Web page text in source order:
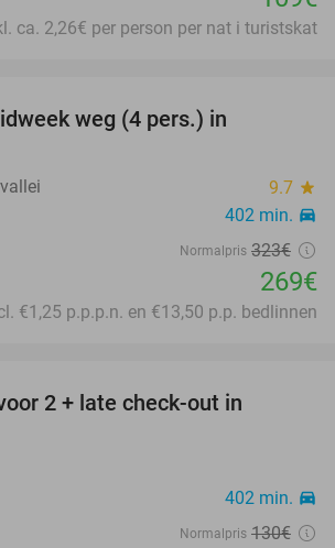
ca. 2,26€ per person per nat i turistskat
weg (4 pers.) in
9.7 star
402 min. directions_car
Normalpris 323€
269€
€1,25 p.p.p.n. en €13,50 p.p. bedlinnen
2 + late check-out in
402 min. directions_car
Normalpris 130€